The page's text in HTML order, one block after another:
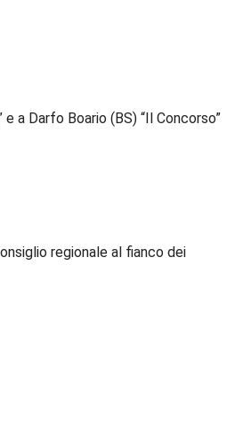
e a Darfo Boario (BS) “Il Concorso”
regionale al fianco dei